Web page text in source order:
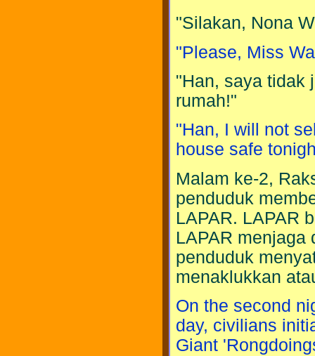
"Silakan, Nona
"Please, Miss
"Han, saya tidak
rumah!"
"Han, I will not
house safe
Malam ke-2,
penduduk
LAPAR. LAPAR
LAPAR menjaga
penduduk
menaklukkan
On the second
day, civilians
Giant